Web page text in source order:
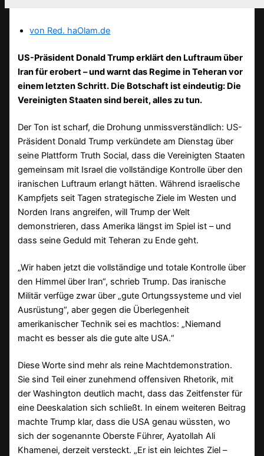
von Red. haOlam.de
US-Präsident Donald Trump erklärt den Luftraum über
Iran für erobert – und warnt das Regime in Teheran vor
einem letzten Schritt. Die Botschaft ist eindeutig: Die
Vereinigten Staaten sind bereit, alles zu tun.
Der Ton ist scharf, die Drohung unmissverständlich: US-
Präsident Donald Trump verkündete am Dienstag über
seine Plattform Truth Social, dass die Vereinigten Staaten
gemeinsam mit Israel die vollständige Kontrolle über den
iranischen Luftraum erlangt hätten. Während israelische
Kampfjets seit Tagen strategische Ziele im Westen und
Norden Irans angreifen, will Trump der Welt
demonstrieren, dass Amerika längst im Spiel ist – und
dass seine Geduld mit Teheran zu Ende geht.
„Wir haben jetzt die vollständige und totale Kontrolle über
den Himmel über Iran“, schrieb Trump. Das iranische
Militär verfüge zwar über „gute Ortungssysteme und viel
Ausrüstung“, aber gegen die Überlegenheit
amerikanischer Technik sei es machtlos: „Niemand
macht es besser als die gute alte USA.“
Diese Worte sind mehr als reine Machtdemonstration.
Sie sind Teil einer zunehmend offensiven Rhetorik, mit
der Washington deutlich macht, dass das Zeitfenster für
eine Deeskalation sich schließt. In einem weiteren Beitrag
machte Trump klar, dass die USA genau wüssten, wo
sich der sogenannte Oberste Führer, Ayatollah Ali
Khamenei, derzeit versteckt. „Er ist ein leichtes Ziel –